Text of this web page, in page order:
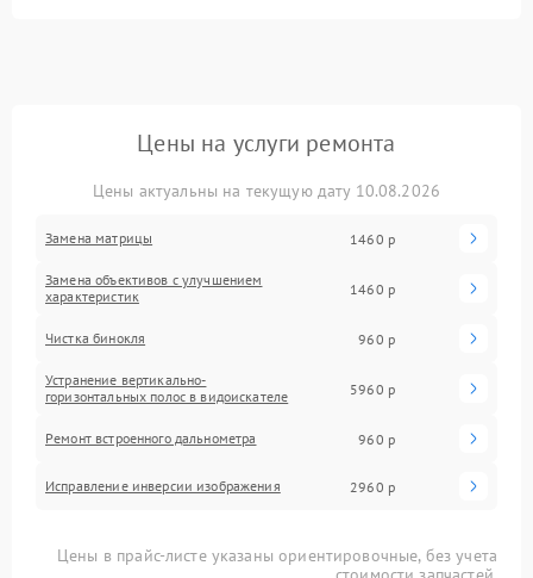
Цены на услуги ремонта
Цены актуальны на текущую дату 10.08.2026
Замена матрицы 1460 р
Замена объективов с улучшением
характеристик
1460 р
Чистка бинокля 960 р
Устранение вертикально-
горизонтальных полос в видоискателе
5960 р
Ремонт встроенного дальнометра 960 р
Исправление инверсии изображения 2960 р
Цены в прайс-листе указаны ориентировочные, без учета